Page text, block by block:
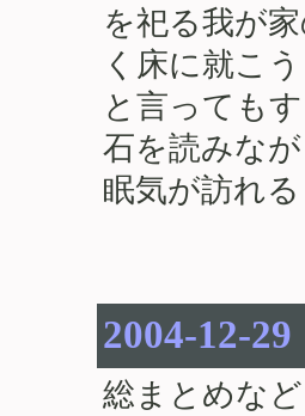
を祀る我が
く床に就こう
と言っても
石を読みな
眠気が訪れ
2004-12-
総まとめな